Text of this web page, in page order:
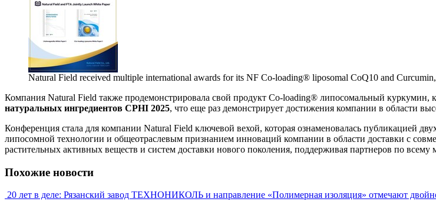
Natural Field received multiple international awards for its NF Co-loading® liposomal CoQ10 and
Компания Natural Field также продемонстрировала свой продукт Co-loading® липосомальный куркумин,
натуральных ингредиентов CPHI 2025, что еще раз демонстрирует достижения компании в области
Конференция стала для компании Natural Field ключевой вехой, которая ознаменовалась публикацией
липосомной технологии и общеотраслевым признанием инноваций компании в области доставки с
растительных активных веществ и систем доставки нового поколения, поддерживая партнеров по
Похожие новости
20 лет в деле: Рязанский завод ТЕХНОНИКОЛЬ и направление «Полимерная изоляция» отмечают